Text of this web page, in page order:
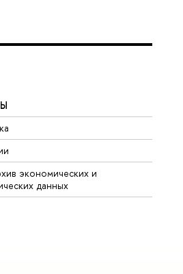
экономических и
данных